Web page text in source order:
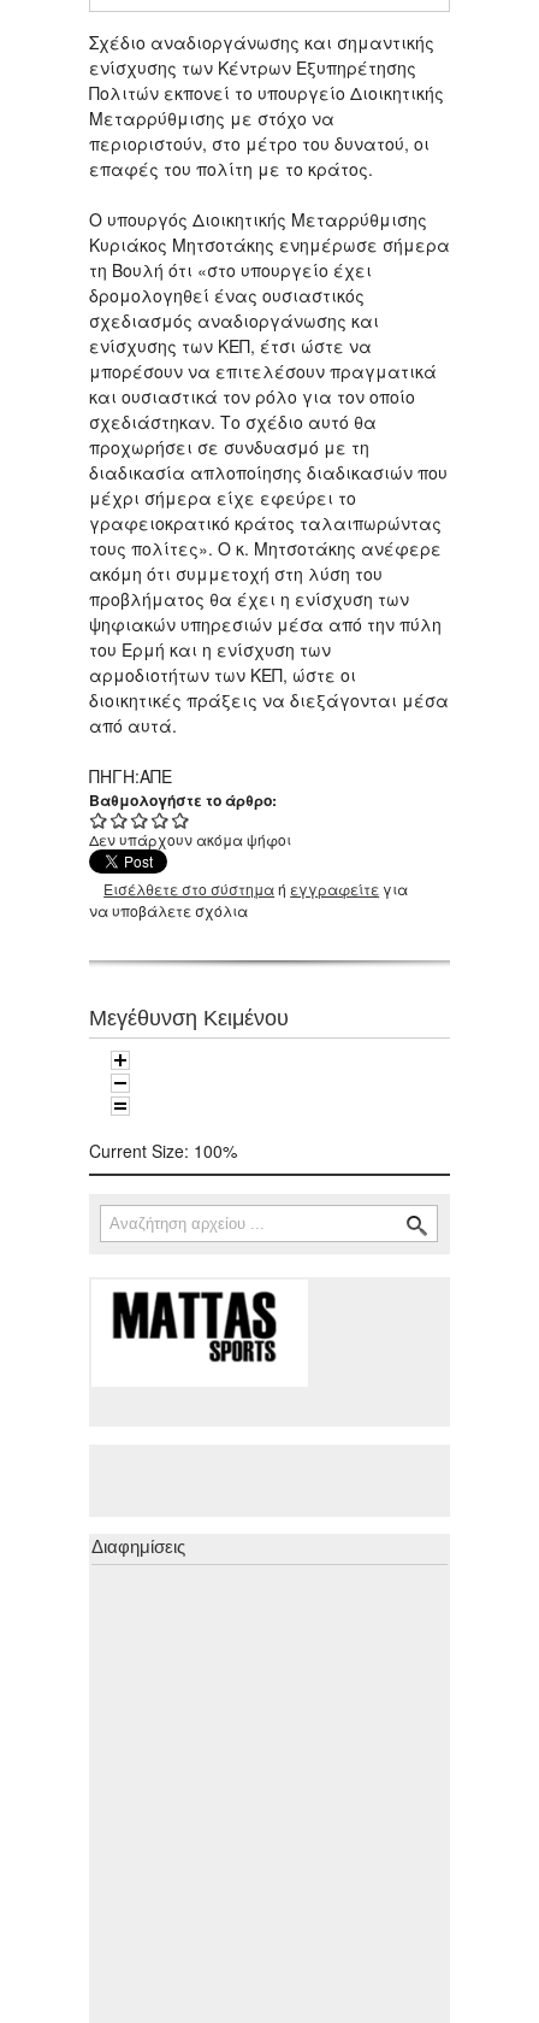
Σχέδιο αναδιοργάνωσης και σημαντικής
ενίσχυσης των Κέντρων Εξυπηρέτησης
Πολιτών εκπονεί το υπουργείο Διοικητικής
Μεταρρύθμισης με στόχο να
περιοριστούν, στο μέτρο του δυνατού, οι
επαφές του πολίτη με το κράτος.
Ο υπουργός Διοικητικής Μεταρρύθμισης
Κυριάκος Μητσοτάκης ενημέρωσε σήμερα
τη Βουλή ότι «στο υπουργείο έχει
δρομολογηθεί ένας ουσιαστικός
σχεδιασμός αναδιοργάνωσης και
ενίσχυσης των ΚΕΠ, έτσι ώστε να
μπορέσουν να επιτελέσουν πραγματικά
και ουσιαστικά τον ρόλο για τον οποίο
σχεδιάστηκαν. Το σχέδιο αυτό θα
προχωρήσει σε συνδυασμό με τη
διαδικασία απλοποίησης διαδικασιών που
μέχρι σήμερα είχε εφεύρει το
γραφειοκρατικό κράτος ταλαιπωρώντας
τους πολίτες». Ο κ. Μητσοτάκης ανέφερε
ακόμη ότι συμμετοχή στη λύση του
προβλήματος θα έχει η ενίσχυση των
ψηφιακών υπηρεσιών μέσα από την πύλη
του Ερμή και η ενίσχυση των
αρμοδιοτήτων των ΚΕΠ, ώστε οι
διοικητικές πράξεις να διεξάγονται μέσα
από αυτά.
ΠΗΓΗ:ΑΠΕ
Βαθμολογήστε το άρθρο:
Δεν υπάρχουν ακόμα ψήφοι
Εισέλθετε στο σύστημαή εγγραφείτε για
να υποβάλετε σχόλια
Μεγέθυνση Κειμένου
Current Size: 100%
Φόρμα αναζήτησης
Αναζήτηση
Διαφημίσεις